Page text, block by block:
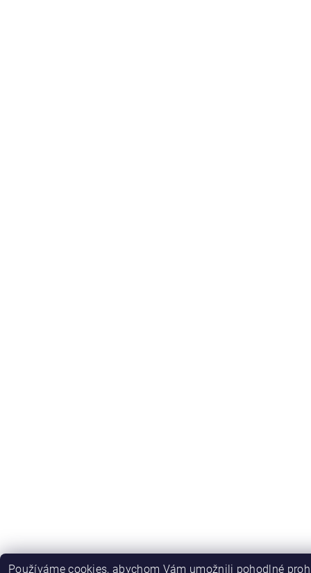
Používáme cookies, abychom Vám umožnili pohodlné